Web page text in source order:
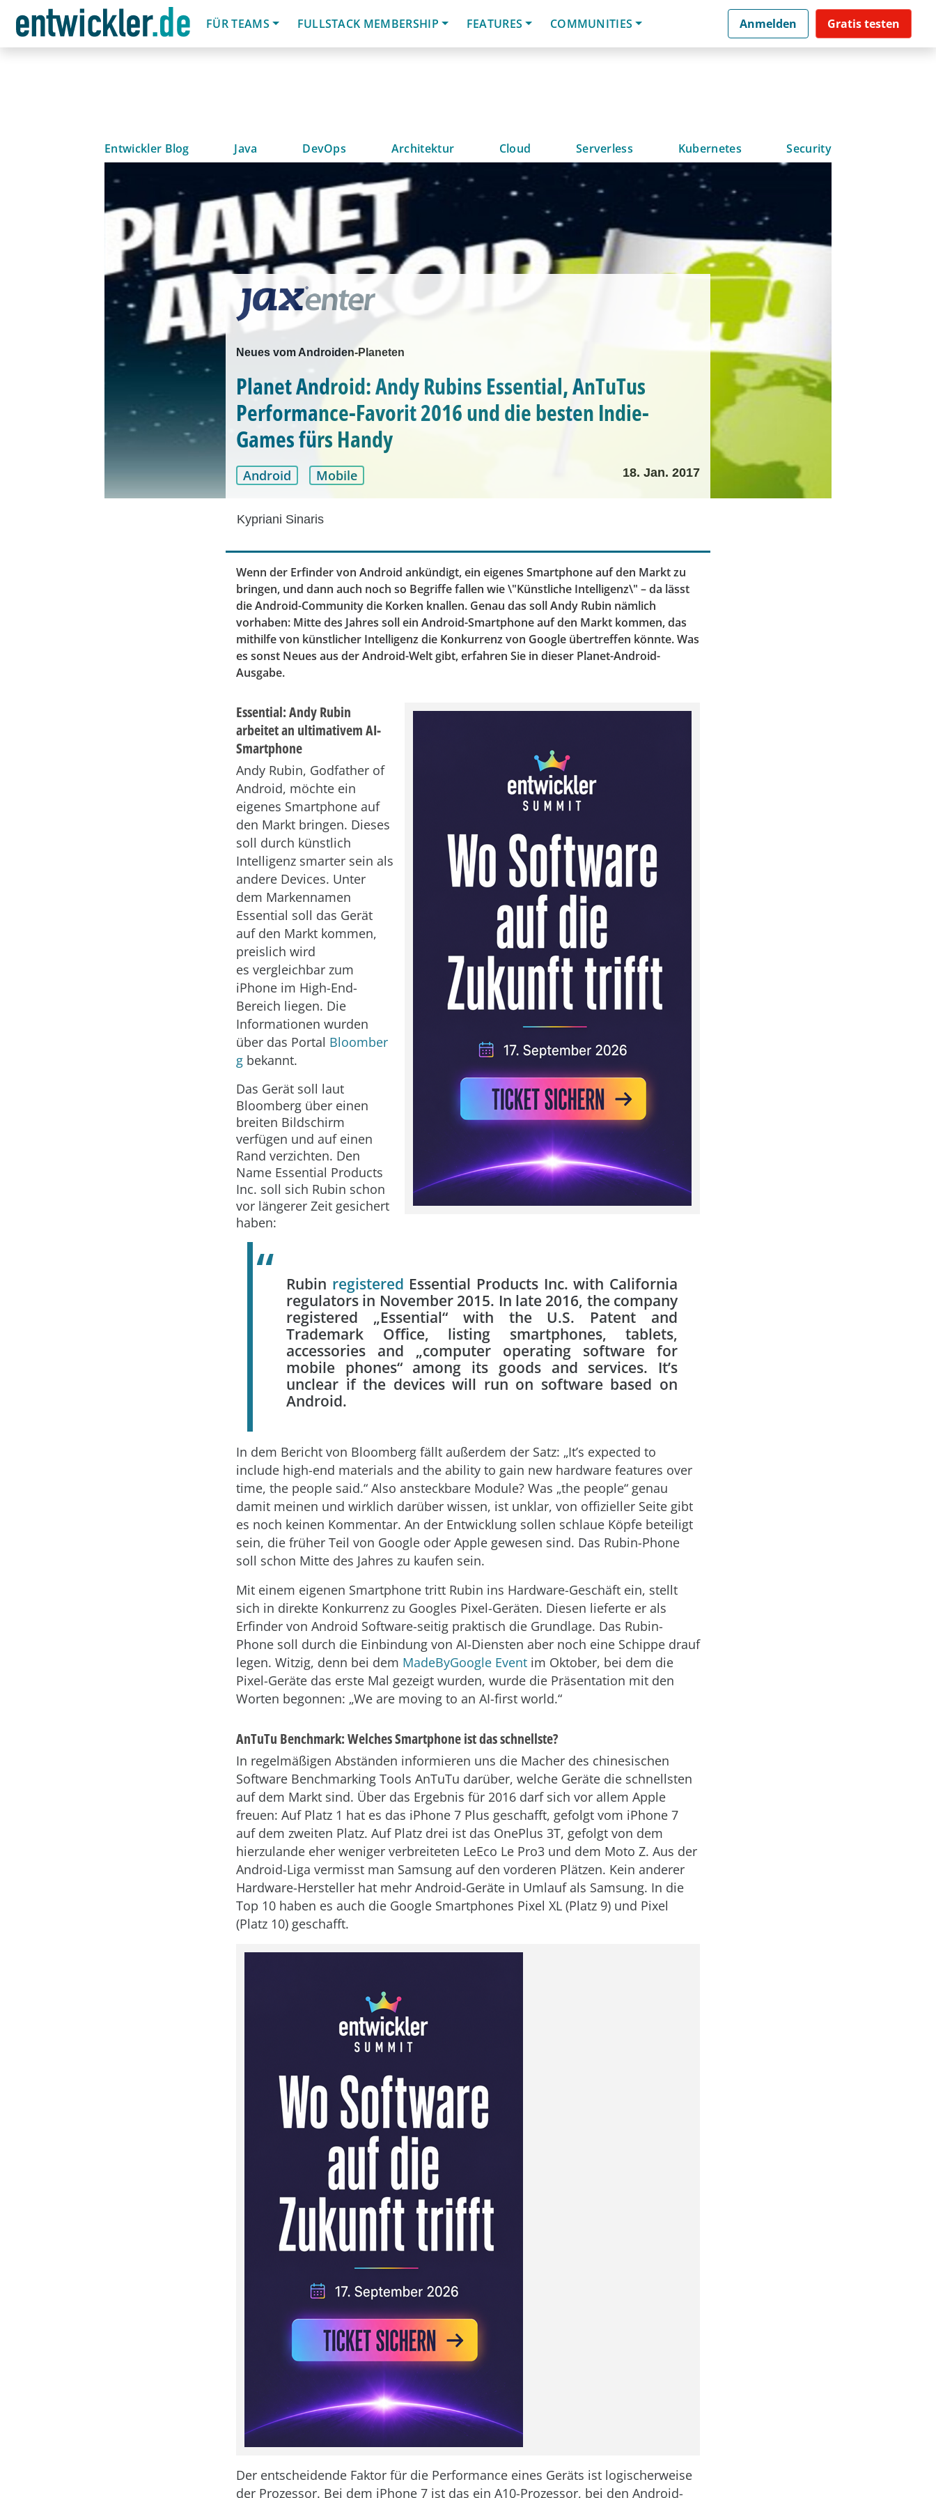
FÜR TEAMS
FULLSTACK MEMBERSHIP FEATURES COMMUNITIES Anmelden Gratis testen
Entwickler Blog Java DevOps Architektur Cloud Serverless Kubernetes Security
Neues vom Androiden-Planeten
Planet Android: Andy Rubins Essential, AnTuTus
Performance-Favorit 2016 und die besten Indie-
Games fürs Handy
Android Mobile 18. Jan. 2017
Kypriani Sinaris
Wenn der Erfinder von Android ankündigt, ein eigenes Smartphone auf den Markt zu
bringen, und dann auch noch so Begriffe fallen wie \"Künstliche Intelligenz\" – da lässt
die Android-Community die Korken knallen. Genau das soll Andy Rubin nämlich
vorhaben: Mitte des Jahres soll ein Android-Smartphone auf den Markt kommen, das
mithilfe von künstlicher Intelligenz die Konkurrenz von Google übertreffen könnte. Was
es sonst Neues aus der Android-Welt gibt, erfahren Sie in dieser Planet-Android-
Ausgabe.
Essential: Andy Rubin
arbeitet an ultimativem AI-
Smartphone
Andy Rubin, Godfather of
Android, möchte ein
eigenes Smartphone auf
den Markt bringen. Dieses
soll durch künstlich
Intelligenz smarter sein als
andere Devices. Unter
dem Markennamen
Essential soll das Gerät
auf den Markt kommen,
preislich wird
es vergleichbar zum
iPhone im High-End-
Bereich liegen. Die
Informationen wurden
über das Portal Bloomber
g bekannt.
Das Gerät soll laut
Bloomberg über einen
breiten Bildschirm
verfügen und auf einen
Rand verzichten. Den
Name Essential Products
Inc. soll sich Rubin schon
vor längerer Zeit gesichert
haben:
Rubin registered Essential Products Inc. with California
regulators in November 2015. In late 2016, the company
registered „Essential“ with the U.S. Patent and
Trademark Office, listing smartphones, tablets,
accessories and „computer operating software for
mobile phones“ among its goods and services. It’s
unclear if the devices will run on software based on
Android.
In dem Bericht von Bloomberg fällt außerdem der Satz: „It’s expected to
include high-end materials and the ability to gain new hardware features over
time, the people said.“ Also ansteckbare Module? Was „the people“ genau
damit meinen und wirklich darüber wissen, ist unklar, von offizieller Seite gibt
es noch keinen Kommentar. An der Entwicklung sollen schlaue Köpfe beteiligt
sein, die früher Teil von Google oder Apple gewesen sind. Das Rubin-Phone
soll schon Mitte des Jahres zu kaufen sein.
Mit einem eigenen Smartphone tritt Rubin ins Hardware-Geschäft ein, stellt
sich in direkte Konkurrenz zu Googles Pixel-Geräten. Diesen lieferte er als
Erfinder von Android Software-seitig praktisch die Grundlage. Das Rubin-
Phone soll durch die Einbindung von AI-Diensten aber noch eine Schippe drauf
legen. Witzig, denn bei dem MadeByGoogle Event im Oktober, bei dem die
Pixel-Geräte das erste Mal gezeigt wurden, wurde die Präsentation mit den
Worten begonnen: „We are moving to an AI-first world.“
AnTuTu Benchmark: Welches Smartphone ist das schnellste?
In regelmäßigen Abständen informieren uns die Macher des chinesischen
Software Benchmarking Tools AnTuTu darüber, welche Geräte die schnellsten
auf dem Markt sind. Über das Ergebnis für 2016 darf sich vor allem Apple
freuen: Auf Platz 1 hat es das iPhone 7 Plus geschafft, gefolgt vom iPhone 7
auf dem zweiten Platz. Auf Platz drei ist das OnePlus 3T, gefolgt von dem
hierzulande eher weniger verbreiteten LeEco Le Pro3 und dem Moto Z. Aus der
Android-Liga vermisst man Samsung auf den vorderen Plätzen. Kein anderer
Hardware-Hersteller hat mehr Android-Geräte in Umlauf als Samsung. In die
Top 10 haben es auch die Google Smartphones Pixel XL (Platz 9) und Pixel
(Platz 10) geschafft.
Der entscheidende Faktor für die Performance eines Geräts ist logischerweise
der Prozessor. Bei dem iPhone 7 ist das ein A10-Prozessor, bei den Android-